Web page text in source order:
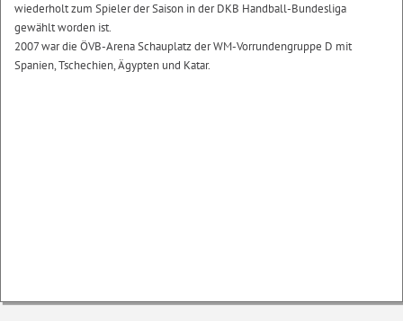
wiederholt zum Spieler der Saison in der DKB Handball-Bundesliga
gewählt worden ist.
2007 war die ÖVB-Arena Schauplatz der WM-Vorrundengruppe D mit
Spanien, Tschechien, Ägypten und Katar.